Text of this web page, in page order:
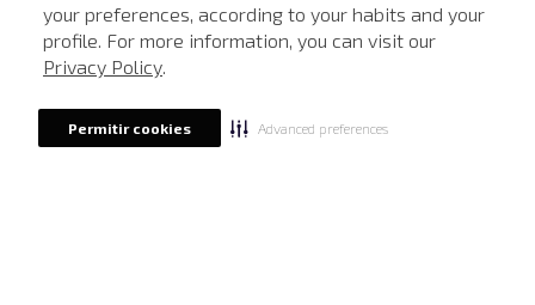
your preferences, according to your habits and your
profile. For more information, you can visit our
Privacy Policy.
Permitir cookies Advanced preferences